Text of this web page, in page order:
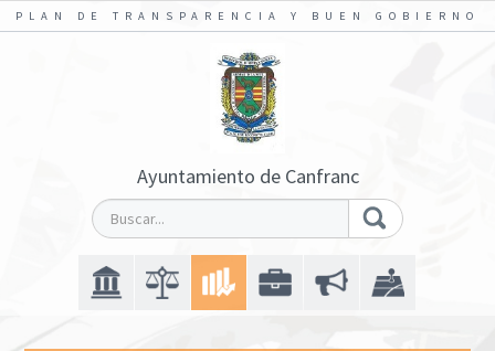
PLAN DE TRANSPARENCIA Y BUEN GOBIERNO
Ayuntamiento de Canfranc